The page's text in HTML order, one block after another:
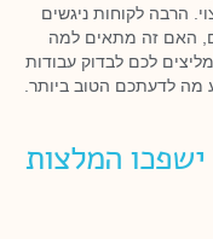
הרבה לקוחות ניגשים
האם זה מתאים למה
לכם לבדוק עבודות
מה לדעתכם הטוב ביותר.
המלצות